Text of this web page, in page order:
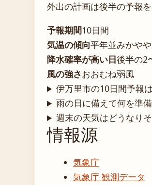
外出の計画は後半の予報
予報期間10日間
気温の傾向平年並みかや
降水確率が高い日後半の2
風の強さおおむね弱風
伊万里市の10日間予報
雨の日に備えて何を準
週末の天気はどうなり
情報源
気象庁
気象庁 観測データ